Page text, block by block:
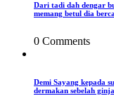
Dari tadi dah dengar
memang betul dia
0 Comments
Demi Sayang kepada
dermakan sebelah